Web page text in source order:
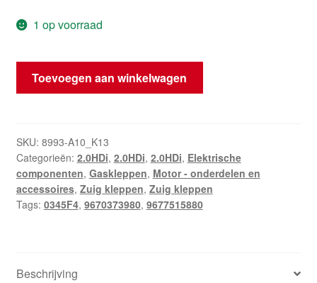
1 op voorraad
Gasklep
Citroën
Peugeot
9670373980
0345F4
hoeveelheid
Toevoegen aan winkelwagen
SKU: 8993-A10_K13
Categorieën: 2.0HDi, 2.0HDi, 2.0HDi, Elektrische
componenten, Gaskleppen, Motor - onderdelen en
accessoires, Zuig kleppen, Zuig kleppen
Tags: 0345F4, 9670373980, 9677515880
Beschrijving